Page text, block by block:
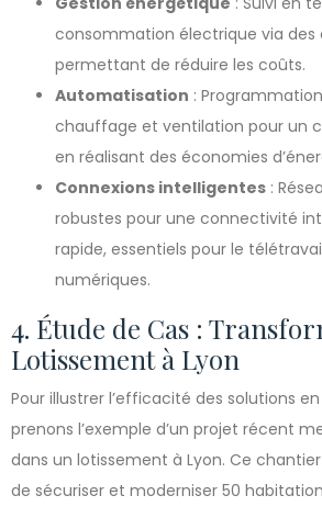
consommation électrique via
permettant de réduire les coûts.
Automatisation :
chauffage et ventilation pour un
en réalisant des économies
Connexions intelligentes :
robustes pour une connectivité
rapide, essentiels pour le
numériques.
4. Étude de Cas :
Lotissement à Lyon
Pour illustrer l’efficacité des solutions
prenons l’exemple d’un projet récent
dans un lotissement à Lyon. Ce
de sécuriser et moderniser 50